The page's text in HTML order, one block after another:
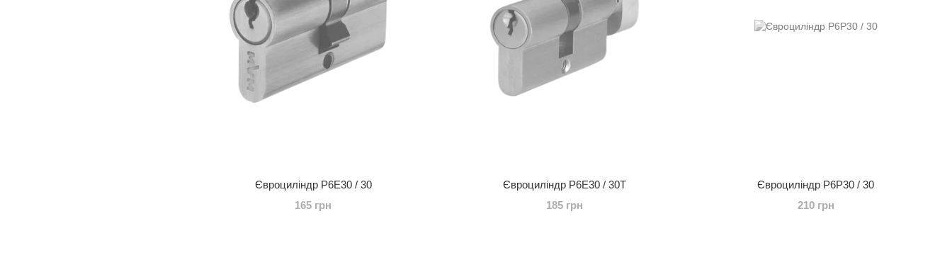
Євроциліндр P6E30 / 30
165 грн
Євроциліндр P6E30 / 30T
185 грн
Євроциліндр P6P30 / 30
210 грн